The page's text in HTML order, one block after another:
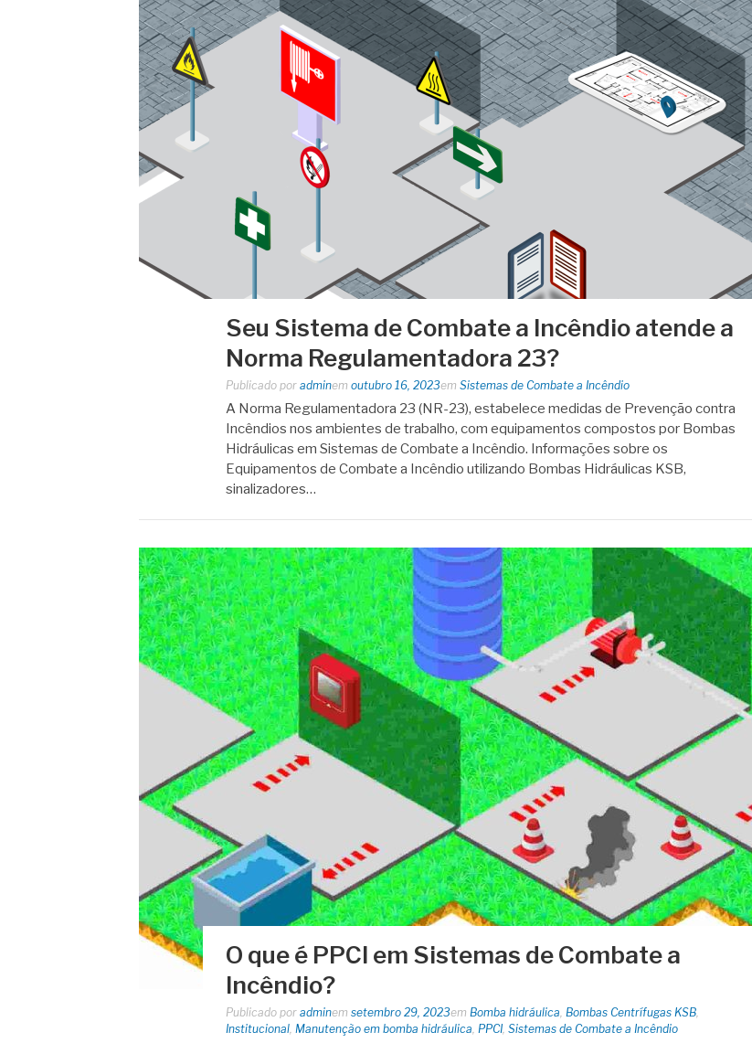
Seu Sistema de Combate a Incêndio atende a
Norma Regulamentadora 23?
Publicado por adminem outubro 16, 2023em Sistemas de Combate a Incêndio
A Norma Regulamentadora 23 (NR-23), estabelece medidas de Prevenção contra
Incêndios nos ambientes de trabalho, com equipamentos compostos por Bombas
Hidráulicas em Sistemas de Combate a Incêndio. Informações sobre os
Equipamentos de Combate a Incêndio utilizando Bombas Hidráulicas KSB,
sinalizadores…
O que é PPCI em Sistemas de Combate a
Incêndio?
Publicado por adminem setembro 29, 2023em Bomba hidráulica, Bombas Centrífugas KSB,
Institucional, Manutenção em bomba hidráulica, PPCI, Sistemas de Combate a Incêndio